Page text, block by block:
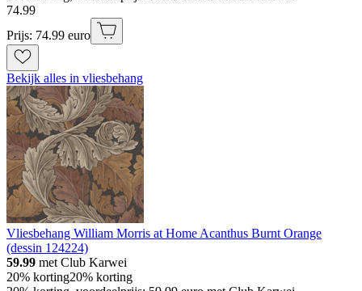
74.99
Prijs: 74.99 euro
Bekijk alles in vliesbehang
Vliesbehang William Morris at Home Acanthus Burnt Orange
(dessin 124224)
59.99 met Club Karwei
20% korting20% korting